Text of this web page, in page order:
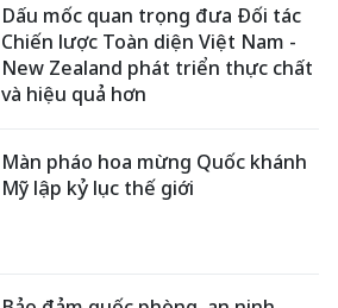
Dấu mốc quan trọng đưa Đối tác
Chiến lược Toàn diện Việt Nam -
New Zealand phát triển thực chất
và hiệu quả hơn
Màn pháo hoa mừng Quốc khánh
Mỹ lập kỷ lục thế giới